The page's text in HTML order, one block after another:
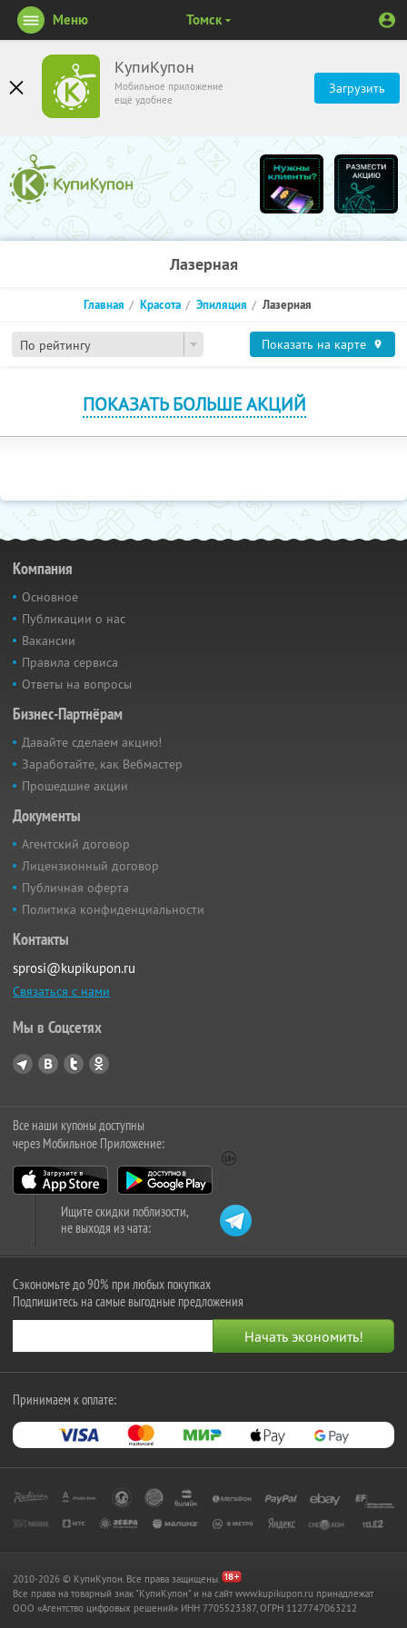
КупиКупон
Мобильное приложение
ещё удобнее
Загрузить
Меню Томск
Лазерная
По рейтингу
Главная Красота Эпиляция Лазерная
Показать на карте
ПОКАЗАТЬ БОЛЬШЕ АКЦИЙ
Компания
Основное
Публикации о нас
Вакансии
Правила сервиса
Ответы на вопросы
Бизнес-Партнёрам
Давайте сделаем акцию!
Заработайте, как Вебмастер
Прошедшие акции
Документы
Агентский договор
Лицензионный договор
Публичная оферта
Политика конфиденциальности
Контакты
sprosi@kupikupon.ru
Связаться с нами
Мы в Соцсетях
Все наши купоны доступны
через Мобильное Приложение:
Ищите скидки поблизости,
не выходя из чата:
Сэкономьте до 90% при любых покупках
Подпишитесь на самые выгодные предложения
Принимаем к оплате:
2010-2026 © КупиКупон. Все права защищены.
Все права на товарный знак "КупиКупон" и на сайт www.kupikupon.ru принадлежат
OOO «Агентство цифровых решений» ИНН 7705523387, ОГРН 1127747063212